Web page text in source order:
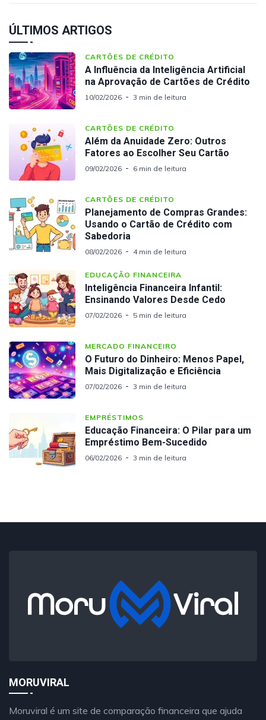
ÚLTIMOS ARTIGOS
CARTÕES DE CRÉDITO
A Influência da Inteligência Artificial
na Aprovação de Cartões de Crédito
10/02/2026 3 min de leitura
CARTÕES DE CRÉDITO
Além da Anuidade Zero: Outros
Fatores ao Escolher Seu Cartão
09/02/2026 6 min de leitura
CARTÕES DE CRÉDITO
Planejamento de Compras Grandes:
Usando o Cartão de Crédito com
Sabedoria
08/02/2026 4 min de leitura
EDUCAÇÃO FINANCEIRA
Inteligência Financeira Infantil:
Ensinando Valores Desde Cedo
07/02/2026 5 min de leitura
MERCADO FINANCEIRO
O Futuro do Dinheiro: Menos Papel,
Mais Digitalização e Eficiência
07/02/2026 3 min de leitura
EMPRÉSTIMOS
Educação Financeira: O Pilar para um
Empréstimo Bem-Sucedido
06/02/2026 3 min de leitura
MORUVIRAL
Moruviral é um site de comparação financeira que ajuda